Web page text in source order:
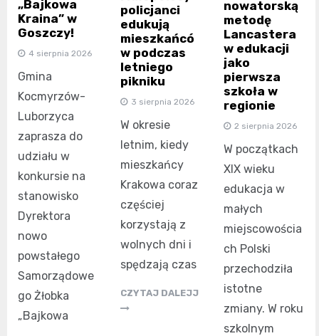
„Bajkowa
Kraina” w
Goszczy!
4 sierpnia 2026
Gmina
Kocmyrzów-
Luborzyca
zaprasza do
udziału w
konkursie na
stanowisko
Dyrektora
nowo
powstałego
Samorządowe
go Żłobka
„Bajkowa
policjanci
edukują
mieszkańcó
w podczas
letniego
pikniku
3 sierpnia 2026
W okresie
letnim, kiedy
mieszkańcy
Krakowa coraz
częściej
korzystają z
wolnych dni i
spędzają czas
CZYTAJ DALEJJ
nowatorską
metodę
Lancastera
w edukacji
jako
pierwsza
szkoła w
regionie
2 sierpnia 2026
W początkach
XIX wieku
edukacja w
małych
miejscowościa
ch Polski
przechodziła
istotne
zmiany. W roku
szkolnym